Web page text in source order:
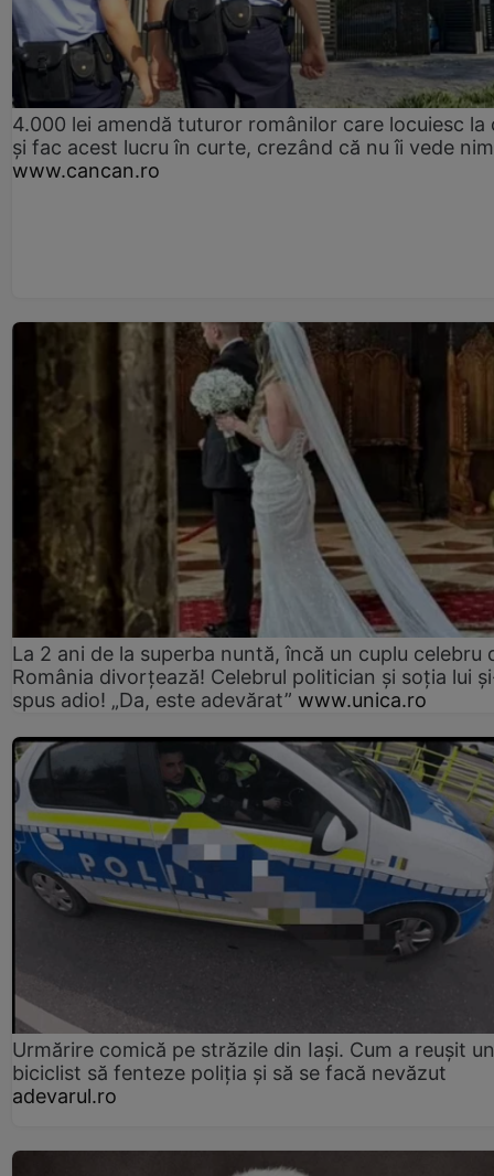
4.000 lei amendă tuturor românilor care locuiesc la
și fac acest lucru în curte, crezând că nu îi vede
www.cancan.ro
La 2 ani de la superba nuntă, încă un cuplu celebru
România divorțează! Celebrul politician și soția lui
spus adio! „Da, este adevărat” www.unica.ro
Urmărire comică pe străzile din Iași. Cum a reușit un
biciclist să fenteze poliția și să se facă nevăzut
adevarul.ro